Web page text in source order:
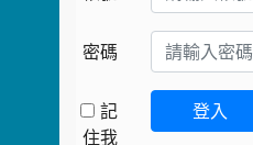
密碼
記
住我
登入